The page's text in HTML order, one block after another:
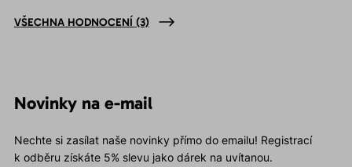
VŠECHNA HODNOCENÍ (3)
Novinky na e-mail
Nechte si zasílat naše novinky přímo do emailu! Registrací
k odběru získáte 5% slevu jako dárek na uvítanou.